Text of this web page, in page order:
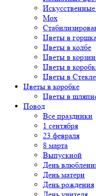
Мох
Цветы в
Цветы в колбе
Цветы в
Цветы в
Цветы в Стекле
Цветы в коробке
Цветы в
Повод
Все праздники
1 сентября
23 февраля
8 марта
Выпускной
День
День матери
День рождения